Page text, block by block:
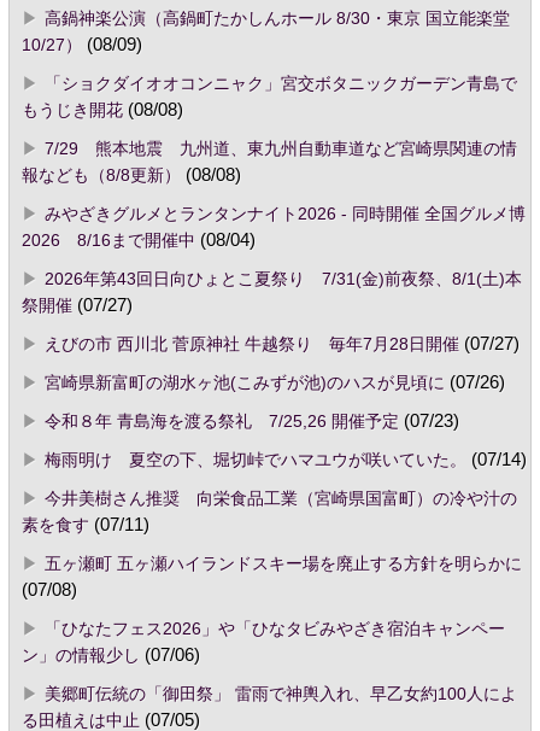
高鍋神楽公演（高鍋町たかしんホール 8/30・東京 国立能楽堂
10/27）
(08/09)
「ショクダイオオコンニャク」宮交ボタニックガーデン青島で
もうじき開花(08/08)
7/29 熊本地震 九州道、東九州自動車道など宮崎県関連の情
報なども（8/8更新）
(08/08)
みやざきグルメとランタンナイト2026 - 同時開催 全国グルメ博
2026 8/16まで開催中 (08/04)
2026年第43回日向ひょとこ夏祭り 7/31(金)前夜祭、8/1(土)本
祭開催(07/27)
えびの市 西川北 菅原神社 牛越祭り 毎年7月28日開催(07/27)
宮崎県新富町の湖水ヶ池(こみずが池)のハスが見頃に (07/26)
令和８年 青島海を渡る祭礼 7/25,26 開催予定 (07/23)
梅雨明け 夏空の下、堀切峠でハマユウが咲いていた。
(07/14)
今井美樹さん推奨 向栄食品工業（宮崎県国富町）の冷や汁の
素を食す (07/11)
五ヶ瀬町 五ヶ瀬ハイランドスキー場を廃止する方針を明らかに
(07/08)
「ひなたフェス2026」や「ひなタビみやざき宿泊キャンペー
ン」の情報少し (07/06)
美郷町伝統の「御田祭」 雷雨で神輿入れ、早乙女約100人によ
る田植えは中止 (07/05)